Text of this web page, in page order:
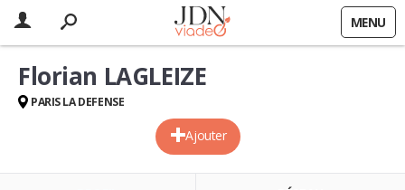
MENU
Ajouter
Florian LAGLEIZE
PARIS LA DEFENSE